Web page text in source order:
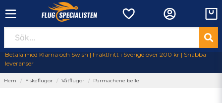
Betala med Klarna och Swish | Fraktfritt i Sverige över 200 kr | Snabba
leveranser
Hem Fiskeflugor Våtflugor Parmachene belle